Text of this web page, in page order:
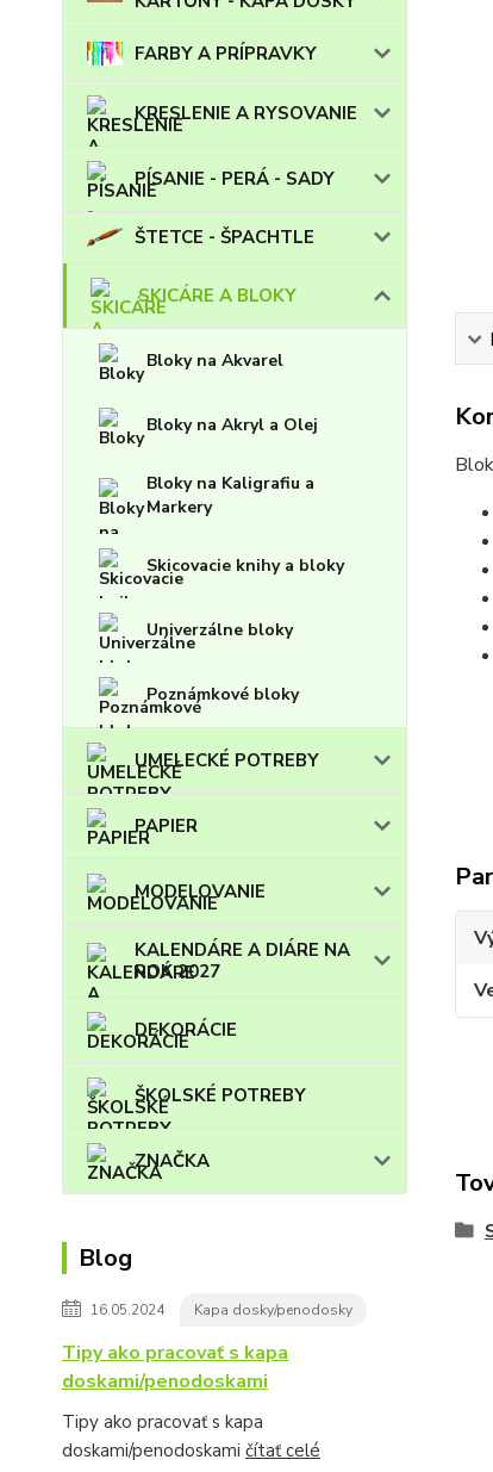
FARBY A PRÍPRAVKY
KRESLENIE A RYSOVANIE
PÍSANIE - PERÁ - SADY
ŠTETCE - ŠPACHTLE
SKICÁRE A BLOKY
Bloky na Akvarel
Bloky na Akryl a Olej
Bloky na Kaligrafiu a
Markery
Skicovacie knihy a bloky
Univerzálne bloky
Poznámkové bloky
UMELECKÉ POTREBY
PAPIER
MODELOVANIE
KALENDÁRE A DIÁRE NA
ROK 2027
DEKORÁCIE
ŠKOLSKÉ POTREBY
ZNAČKA
Blog
16.05.2024 Kapa dosky/penodosky
Tipy ako pracovať s kapa
doskami/penodoskami
Tipy ako pracovať s kapa
doskami/penodoskami čítať celé